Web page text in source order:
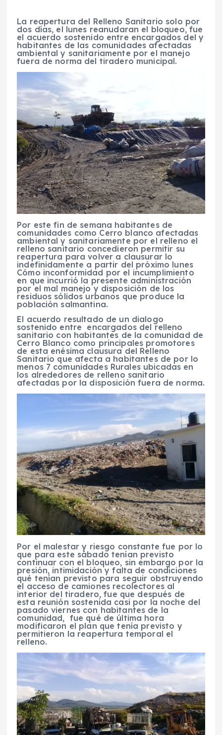
La reapertura del Relleno Sanitario solo por
dos días, el lunes reanudaran el bloqueo, fue
el acuerdo sostenido entre encargados del y
habitantes de las comunidades afectadas
ambiental y sanitariamente por el manejo
fuera de norma del tiradero municipal.
Por este fin de semana habitantes de
comunidades como Cerro blanco afectadas
ambiental y sanitariamente por el relleno el
relleno sanitario concedieron permitir su
reapertura para volver a clausurar lo
indefinidamente a partir del próximo lunes
Cómo inconformidad por el incumplimiento
en que incurrió la presente administración
por el mal manejo y disposición de los
residuos sólidos urbanos que produce la
población salmantina.
El acuerdo resultado de un dialogo
sostenido entre encargados del relleno
sanitario con habitantes de la comunidad de
Cerro Blanco como principales promotores
de esta enésima clausura del Relleno
Sanitario que afecta a habitantes de por lo
menos 7 comunidades Rurales ubicadas en
los alrededores de relleno sanitario
afectadas por la disposición fuera de norma.
Por el malestar y riesgo constante fue por lo
que para este sábado tenían previsto
continuar con el bloqueo, sin embargo por la
presión, intimidación y falta de condiciones
qué tenían previsto para seguir obstruyendo
el acceso de camiones recolectores al
interior del tiradero, fue que después de
esta reunión sostenida casi por la noche del
pasado viernes con habitantes de la
comunidad, fue qué de última hora
modificaron el plan que tenía previsto y
permitieron la reapertura temporal el
relleno.